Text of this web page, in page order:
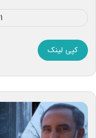
کپی لینک